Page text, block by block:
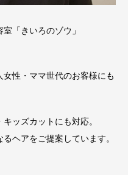
「きいろのゾウ」
性・ママ世代のお客様にも
ッズカットにも対応。
ヘアをご提案しています。